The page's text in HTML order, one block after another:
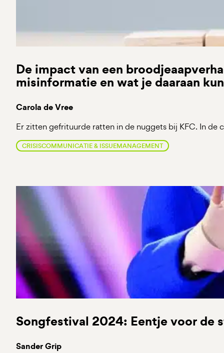
De impact van een
misinformatie en wat je daaraan
Carola de Vree
Er zitten gefrituurde ratten in de nuggets bij KFC. In de
CRISISCOMMUNICATIE & ISSUEMANAGEMENT
Songfestival 2024: Eentje voor de
Sander Grip